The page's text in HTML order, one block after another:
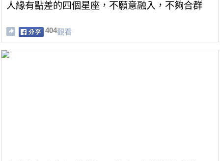
人緣有點差的四個星座，不願意融入，不夠合群
404觀看